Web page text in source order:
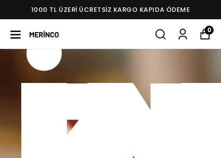
1000 TL ÜZERI ÜCRETSIZ KARGO KAPIDA ÖDEME
0